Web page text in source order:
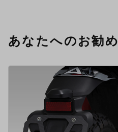
あなたへのお勧め